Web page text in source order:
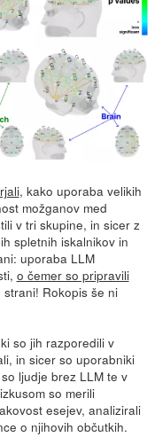
, kako uporaba velikih
možganov med
v tri skupine, in sicer z
spletnih iskalnikov in
uporaba LLM
o čemer so pripravili
Rokopis še ni
so jih razporedili v
in sicer so uporabniki
ljudje brez LLM te v
so merili
esejev, analizirali
o njihovih občutkih.